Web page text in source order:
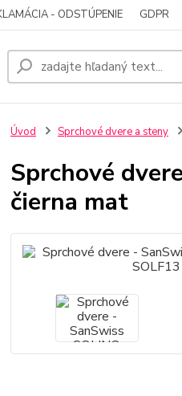
- ODSTÚPENIE GDPR
Úvod Sprchové dvere a steny
Sprchové
čierna mat